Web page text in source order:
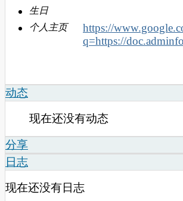
生日
个人主页
https://
q=https://
动态
现在还没有动态
分享
日志
现在还没有日志